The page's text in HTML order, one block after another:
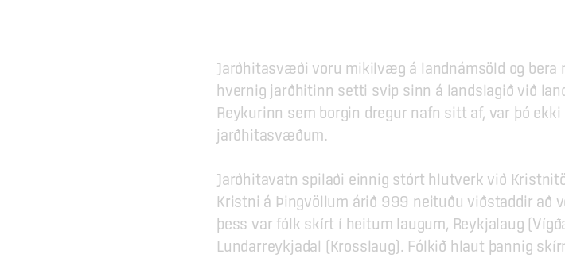
Jarðhitasvæði voru mikilvæg á landnámsöld og
hvernig jarðhitinn setti svip sinn á landslagið við
Reykurinn sem borgin dregur nafn sitt af, var þó
jarðhitasvæðum.
Jarðhitavatn spilaði einnig stórt hlutverk við
Kristni á Þingvöllum árið 999 neituðu viðstaddir að
þess var fólk skírt í heitum laugum, Reykjalaug
Lundarreykjadal (Krosslaug). Fólkið hlaut þannig